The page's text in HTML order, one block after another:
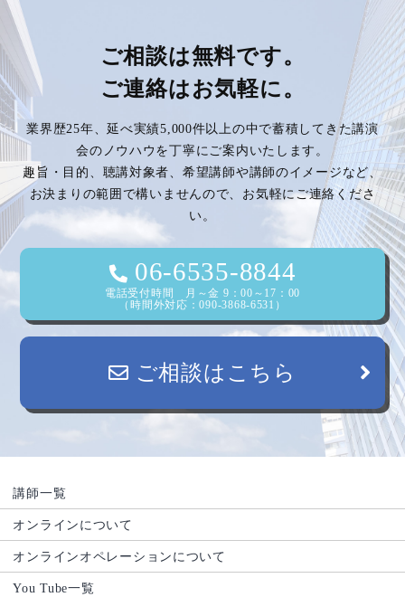
ナ
ビ
ゲ
ー
シ
ョ
ン
ご相談は無料です。
ご連絡はお気軽に。
業界歴25年、延べ実績5,000件以上の中で蓄積してきた講演
会のノウハウを丁寧にご案内いたします。
趣旨・目的、聴講対象者、希望講師や講師のイメージなど、
お決まりの範囲で構いませんので、お気軽にご連絡くださ
い。
06-6535-8844
電話受付時間 月～金 9：00～17：00
（時間外対応：090-3868-6531）
ご相談はこちら
講師一覧
オンラインについて
オンラインオペレーションについて
You Tube一覧